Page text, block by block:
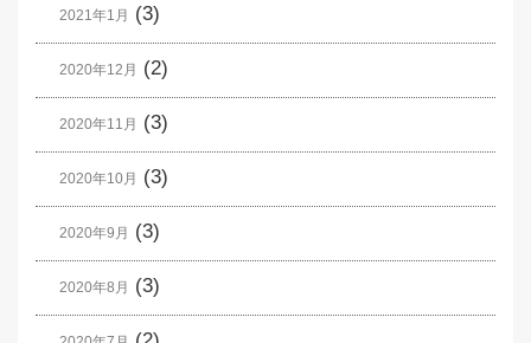
2021年1月 (3)
2020年12月 (2)
2020年11月 (3)
2020年10月 (3)
2020年9月 (3)
2020年8月 (3)